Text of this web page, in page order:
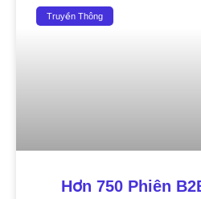
Truyền Thông
Hơn 750 Phiên